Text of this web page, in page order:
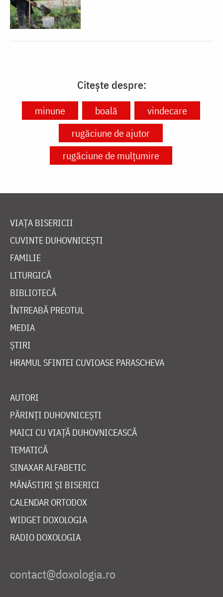
Citește despre:
minune boală
vindecare
rugăciune de ajutor
rugăciune de mulțumire
VIAȚA BISERICII
CUVINTE DUHOVNICEȘTI
FAMILIE
LITURGICĂ
BIBLIOTECĂ
ÎNTREABĂ PREOTUL
MEDIA
ȘTIRI
HRAMUL SFINTEI CUVIOASE PARASCHEVA
AUTORI
PĂRINȚI DUHOVNICEȘTI
MAICI CU VIAȚĂ DUHOVNICEASCĂ
TEMATICĂ
SINAXAR ALFABETIC
MĂNĂSTIRI ȘI BISERICI
CALENDAR ORTODOX
WIDGET DOXOLOGIA
RADIO DOXOLOGIA